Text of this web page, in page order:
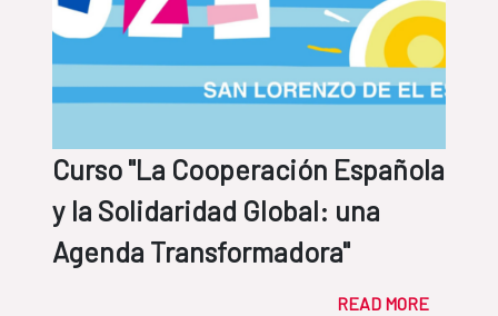
Curso "La Cooperación Española
y la Solidaridad Global: una
Agenda Transformadora"
READ MORE